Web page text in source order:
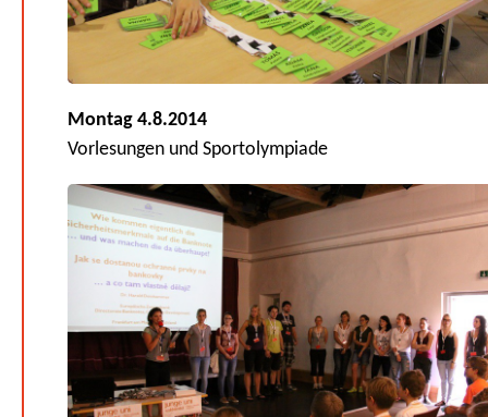
Montag 4.8.2014
Vorlesungen und Sportolympiade